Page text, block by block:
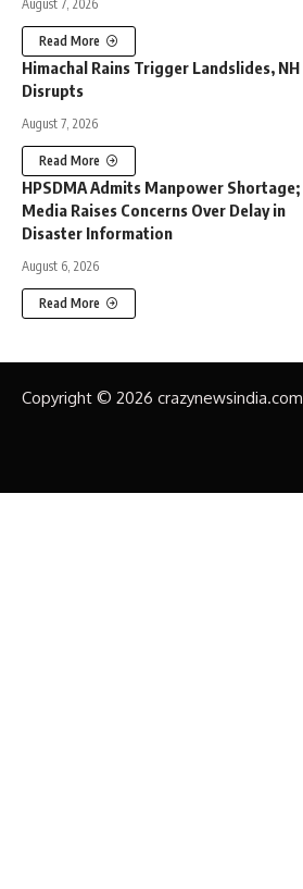
August 7, 2026
Read More
Himachal Rains Trigger Landslides, NH
Disrupts
August 7, 2026
Read More
HPSDMA Admits Manpower Shortage;
Media Raises Concerns Over Delay in
Disaster Information
August 6, 2026
Read More
Copyright © 2026 crazynewsindia.com